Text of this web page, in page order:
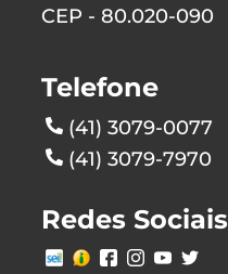
CEP - 80.020-090
Telefone
(41) 3079-0077
(41) 3079-7970
Redes Sociais